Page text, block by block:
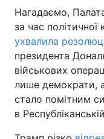
Нагадаємо,
за час
ухвалила
президента
військових
лише демократи,
стало помітним
в